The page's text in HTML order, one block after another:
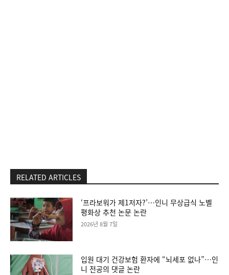
RELATED ARTICLES
‘프라보워가 제1저자?’…인니 무상급식 노벨
평화상 추천 논문 논란
2026년 8월 7일
입원 대기 건강보험 환자에 “뇌세포 없나”…인
니 전공의 댓글 논란